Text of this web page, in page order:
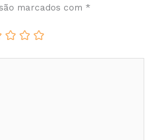
marcados com *